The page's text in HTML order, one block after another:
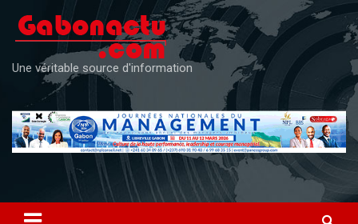
content
Une véritable source d'information